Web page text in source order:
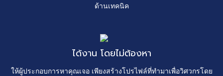
ด้านเทคนิค
ได้งาน โดยไม่ต้องหา
ให้ผู้ประกอบการหาคุณเจอ เพียงสร้างโปรไฟล์ที่ทำมาเพื่อวิศวกรโดย